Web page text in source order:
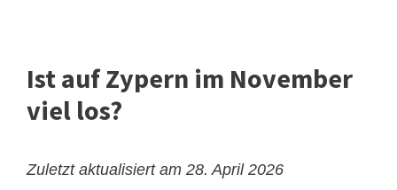
Ist auf Zypern im November
viel los?
Zuletzt aktualisiert am 28. April 2026